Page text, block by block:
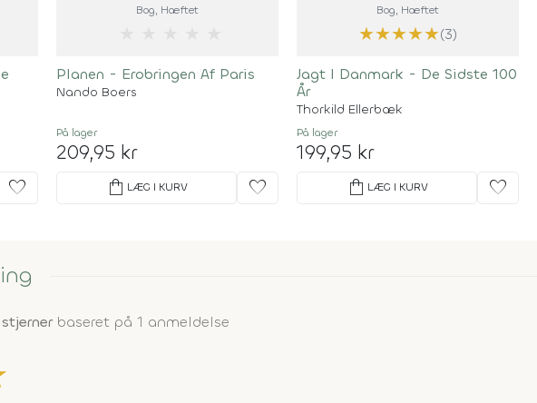
favorite
Bog, Hæftet
Planen - Erobringen Af Paris
Nando Boers
På lager
209,95 kr
shopping_bag LÆG I KURV favorite
Bog, Hæftet
★★★★★(3)
Jagt I Danmark - De Sidste 100
År
Thorkild Ellerbæk
På lager
199,95 kr
shopping_bag LÆG I KURV favorite
baseret på 1 anmeldelse